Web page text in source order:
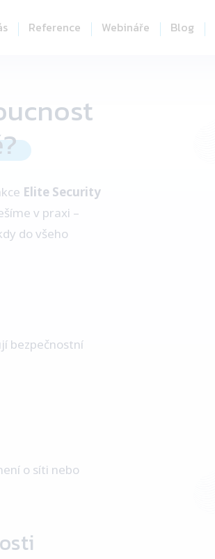
Reference Webináře Blog
Elite Security
v praxi –
do všeho
bezpečnostní
o síti nebo